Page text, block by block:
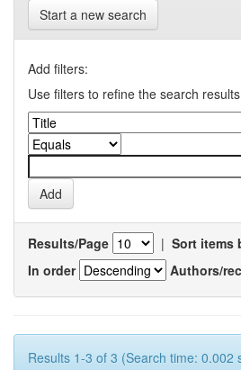
Start a new search
Add filters:
Use filters to refine the search
Results/Page | Sort items
In order
Authors/
Results 1-3 of 3 (Search time: 0.002